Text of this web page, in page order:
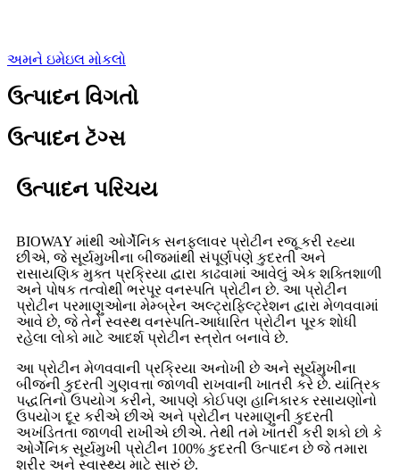
અમને ઇમેઇલ મોકલો
ઉત્પાદન વિગતો
ઉત્પાદન ટૅગ્સ
ઉત્પાદન પરિચય
BIOWAY માંથી ઓર્ગેનિક સનફ્લાવર પ્રોટીન રજૂ કરી રહ્યા
છીએ, જે સૂર્યમુખીના બીજમાંથી સંપૂર્ણપણે કુદરતી અને
રાસાયણિક મુક્ત પ્રક્રિયા દ્વારા કાઢવામાં આવેલું એક શક્તિશાળી
અને પોષક તત્વોથી ભરપૂર વનસ્પતિ પ્રોટીન છે. આ પ્રોટીન
પ્રોટીન પરમાણુઓના મેમ્બ્રેન અલ્ટ્રાફિલ્ટ્રેશન દ્વારા મેળવવામાં
આવે છે, જે તેને સ્વસ્થ વનસ્પતિ-આધારિત પ્રોટીન પૂરક શોધી
રહેલા લોકો માટે આદર્શ પ્રોટીન સ્ત્રોત બનાવે છે.
આ પ્રોટીન મેળવવાની પ્રક્રિયા અનોખી છે અને સૂર્યમુખીના
બીજની કુદરતી ગુણવત્તા જાળવી રાખવાની ખાતરી કરે છે. યાંત્રિક
પદ્ધતિનો ઉપયોગ કરીને, આપણે કોઈપણ હાનિકારક રસાયણોનો
ઉપયોગ દૂર કરીએ છીએ અને પ્રોટીન પરમાણુની કુદરતી
અખંડિતતા જાળવી રાખીએ છીએ. તેથી તમે ખાતરી કરી શકો છો કે
ઓર્ગેનિક સૂર્યમુખી પ્રોટીન 100% કુદરતી ઉત્પાદન છે જે તમારા
શરીર અને સ્વાસ્થ્ય માટે સારું છે.